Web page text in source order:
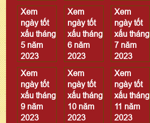
Xem
ngày tốt
xấu tháng
5 năm
2023
Xem
ngày tốt
xấu tháng
6 năm
2023
Xem
ngày tốt
xấu tháng
7 năm
2023
Xem
ngày tốt
xấu tháng
9 năm
2023
Xem
ngày tốt
xấu tháng
10 năm
2023
Xem
ngày tốt
xấu tháng
11 năm
2023